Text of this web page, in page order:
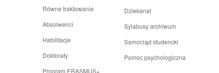
Równe traktowanie
Absolwenci
Habilitacje
Doktoraty
Program ERASMUS+
Dziekanat
Sylabusy archiwum
Samorząd studencki
Pomoc psychologiczna